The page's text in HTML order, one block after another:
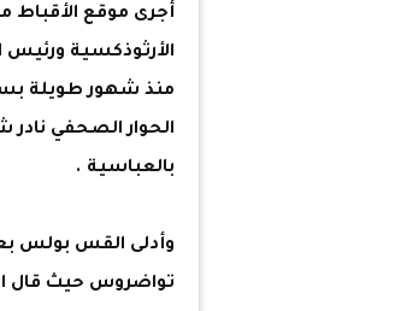
أجرى موقع
الأرثوذكسية ورئيس
منذ شهور طويلة
الحوار الصحفي نادر
بالعباسية .
وأدلى القس بولس